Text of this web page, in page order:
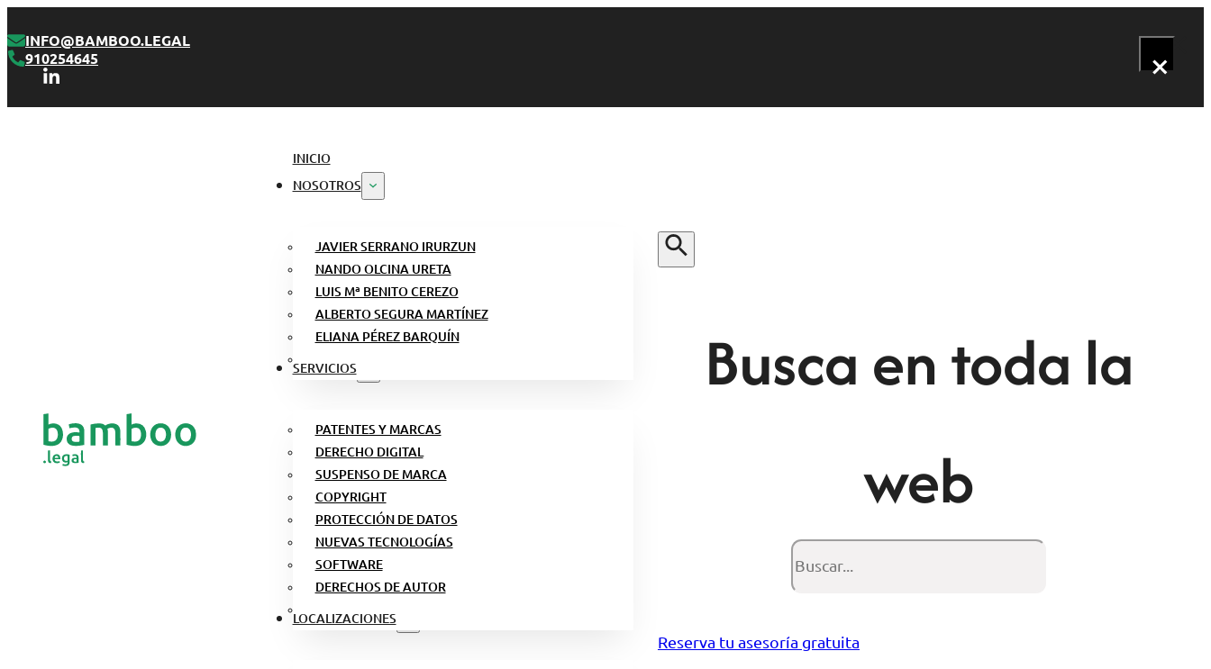
INFO@BAMBOO.LEGAL
910254645
INICIO
NOSOTROS
JAVIER SERRANO IRURZUN
NANDO OLCINA URETA
LUIS Mª BENITO CEREZO
ALBERTO SEGURA MARTÍNEZ
ELIANA PÉREZ BARQUÍN
SERVICIOS
PATENTES Y MARCAS
DERECHO DIGITAL
SUSPENSO DE MARCA
COPYRIGHT
PROTECCIÓN DE DATOS
NUEVAS TECNOLOGÍAS
SOFTWARE
DERECHOS DE AUTOR
LOCALIZACIONES
Busca en toda la
web
Buscar
×
Reserva tu asesoría gratuita